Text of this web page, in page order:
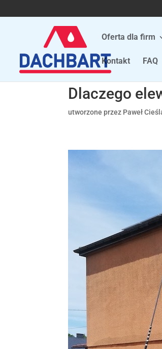
Oferta dla firm
Kontakt FAQ
Dlaczego
utworzone przez Paweł